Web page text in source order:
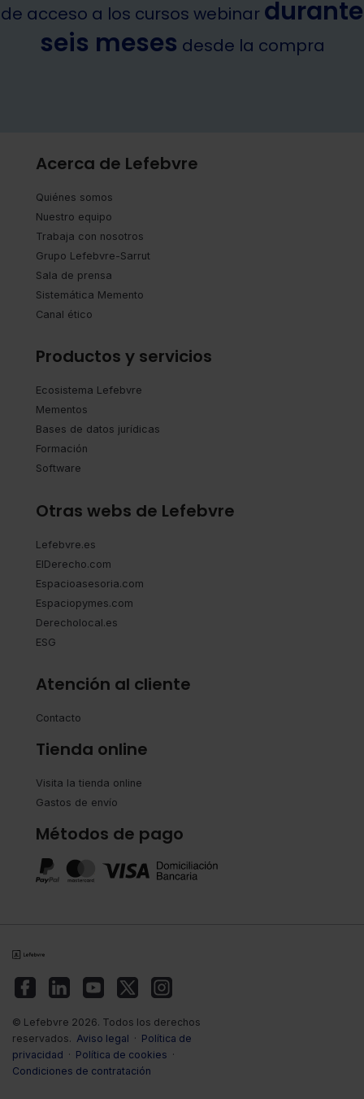
de acceso a los cursos webinar durante
seis meses desde la compra
Acerca de Lefebvre
Quiénes somos
Nuestro equipo
Trabaja con nosotros
Grupo Lefebvre-Sarrut
Sala de prensa
Sistemática Memento
Canal ético
Productos y servicios
Ecosistema Lefebvre
Mementos
Bases de datos jurídicas
Formación
Software
Otras webs de Lefebvre
Lefebvre.es
ElDerecho.com
Espacioasesoria.com
Espaciopymes.com
Derecholocal.es
ESG
Atención al cliente
Contacto
Tienda online
Visita la tienda online
Gastos de envío
Métodos de pago
© Lefebvre 2026. Todos los derechos
reservados. Aviso legal · Política de
privacidad · Política de cookies ·
Condiciones de contratación